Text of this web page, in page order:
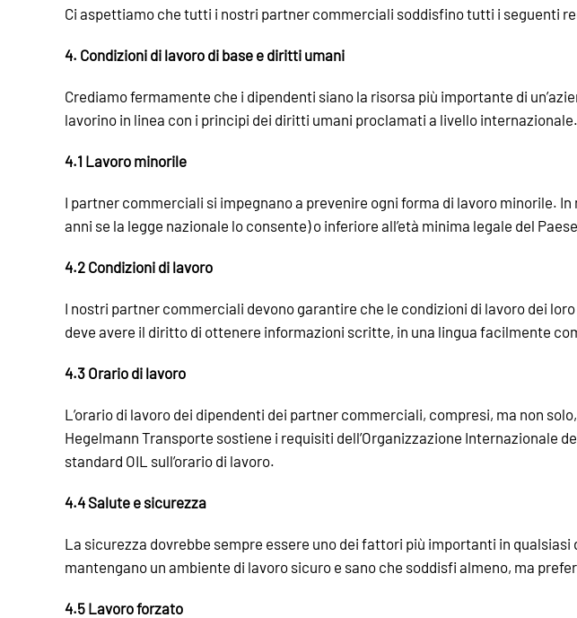
Ci aspettiamo che tutti i nostri partner commerciali soddisfino tutti i seguenti
4. Condizioni di lavoro di base e diritti umani
Crediamo fermamente che i dipendenti siano la risorsa più importante di
lavorino in linea con i principi dei diritti umani proclamati a livello internazionale.
4.1 Lavoro minorile
I partner commerciali si impegnano a prevenire ogni forma di lavoro minorile.
anni se la legge nazionale lo consente) o inferiore all’età minima legale del
4.2 Condizioni di lavoro
I nostri partner commerciali devono garantire che le condizioni di lavoro dei
deve avere il diritto di ottenere informazioni scritte, in una lingua facilmente
4.3 Orario di lavoro
L’orario di lavoro dei dipendenti dei partner commerciali, compresi, ma non
Hegelmann Transporte sostiene i requisiti dell’Organizzazione Internazionale
standard OIL sull’orario di lavoro.
4.4 Salute e sicurezza
La sicurezza dovrebbe sempre essere uno dei fattori più importanti in
mantengano un ambiente di lavoro sicuro e sano che soddisfi almeno, ma
4.5 Lavoro forzato